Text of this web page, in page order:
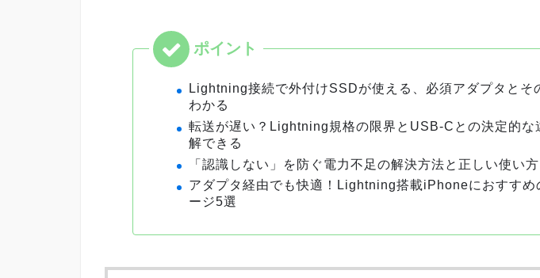
Lightning接続で外付けSSDが使える、必須アダプタとそ
わかる
転送が遅い？Lightning規格の限界とUSB-Cとの決定的な
解できる
「認識しない」を防ぐ電力不足の解決方法と正しい使い
アダプタ経由でも快適！Lightning搭載iPhoneにおすすめ
ージ5選